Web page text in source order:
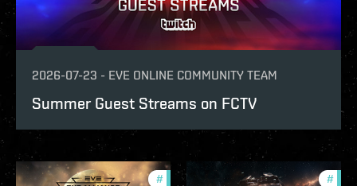
2026-07-23 - EVE ONLINE COMMUNITY TEAM
Summer Guest Streams on FCTV
# development-updates
#